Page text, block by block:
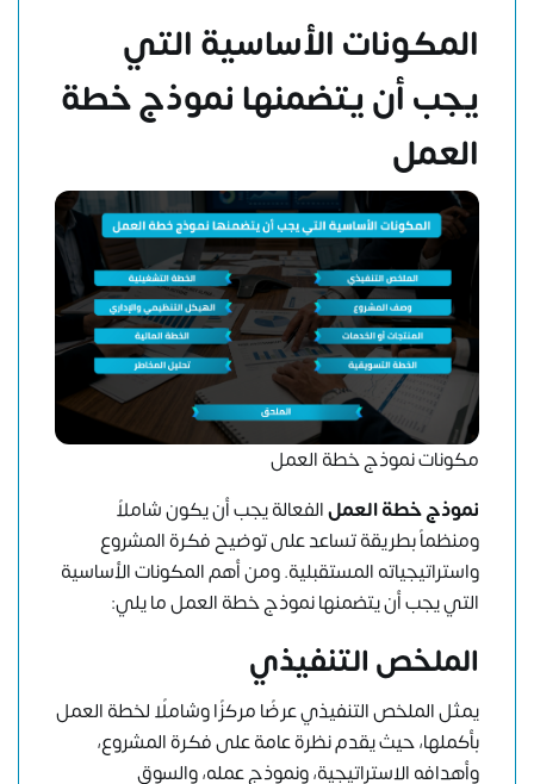
المكونات الأساسية التي
يجب أن يتضمنها نموذج خطة
العمل
مكونات نموذج خطة العمل
نموذج خطة العملالفعالة يجب أن يكون شاملاً
ومنظماً بطريقة تساعد على توضيح فكرة المشروع
واستراتيجياته المستقبلية. ومن أهم المكونات الأساسية
التي يجب أن يتضمنها نموذج خطة العمل ما يلي:
الملخص التنفيذي
يمثل الملخص التنفيذي عرضًا مركزًا وشاملًا لخطة العمل
بأكملها، حيث يقدم نظرة عامة على فكرة المشروع،
وأهدافه الاستراتيجية، ونموذج عمله، والسوق